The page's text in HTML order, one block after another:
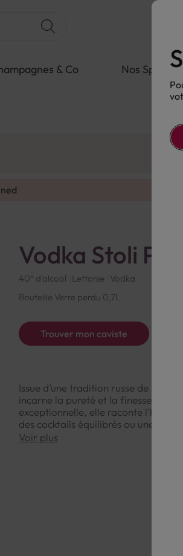
& Co Nos
Vodka Stoli
40° d'alcool Lettonie Vodka
Bouteille Verre perdu 0,7L
Trouver mon caviste
Issue d’une tradition russe de plus
incarne la pureté et la finesse.
exceptionnelle, elle raconte
des cocktails équilibrés ou une
Voir plus